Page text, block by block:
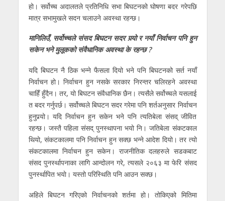
हो। सर्वोच्च अदालतले प्रतिनिधि सभा बिघटनको घोषणा बदर गरेपछि
मात्र सभामुखले सदन चलाउने अवस्था रहन्छ।
मानिलिउँ, सर्वोच्चले संसद बिघटन सदर गर्‍यो र नयाँ निर्वाचन पनि हुन
सकेन भने मुलूकको संवैधानिक अवस्था के रहन्छ ?
यदि बिघटन नै ठिक भन्ने फैसला दियो भने पनि बिघटनको सर्त नयाँ
निर्वाचन हो। निर्वाचन हुन नसके सरकार निरन्तर चलिरहने अवस्था
चाहिँ हुँदैन। तर, यो बिघटन संवैधानिक छैन। त्यसैले सर्वोच्चले यसलाई
त बदर गर्नुपर्छ। सर्वोच्चले बिघटन सदर गरेमा पनि शर्तअनुसार निर्वाचन
हुनुपर्‍यो। यदि निर्वाचन हुन सकेन भने पनि त्यतिबेला संसद् जीवित
रहन्छ। जस्तै पहिला संसद् पुनस्थापना भयो नि। जतिबेला संकटकाल
थियो, संकटकालमा पनि निर्वाचन हुन सक्छ भन्ने आदेश दियो। तर त्यो
संकटकालमा निर्वाचन हुन सकेन। राजनीतिक दलहरुले सडकबाट
संसद पुनर्स्थापनाका लागि आन्दोलन गरे, त्यसले २०६३ मा फेरि संसद
पुनर्स्थापित भयाे। यस्तो परिस्थिति पनि आउन सक्छ।
अहिले बिघटन गरिएको निर्वाचनको शर्तमा हो। तोकिएको मितिमा